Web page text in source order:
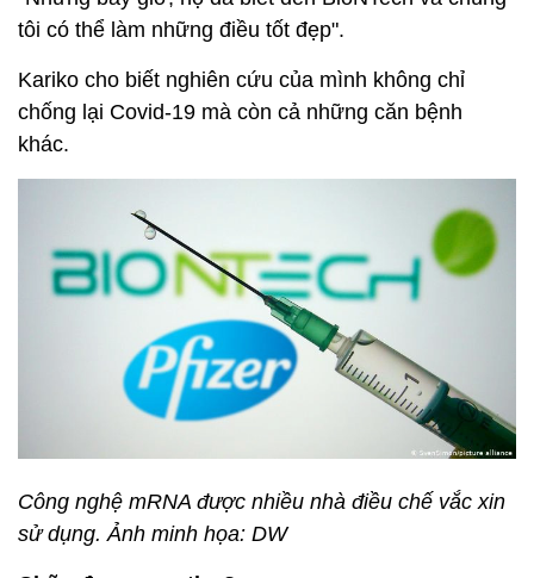
tôi có thể làm những điều tốt đẹp".
Kariko cho biết nghiên cứu của mình không chỉ
chống lại Covid-19 mà còn cả những căn bệnh
khác.
Công nghệ mRNA được nhiều nhà điều chế vắc xin
sử dụng. Ảnh minh họa: DW